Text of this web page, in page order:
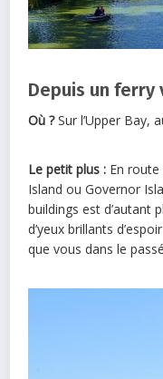
Depuis un ferry
Où ?Sur l’Upper Bay,
Le petit plus : En
Island ou Governor
buildings est d’autant
d’yeux brillants
que vous dans le